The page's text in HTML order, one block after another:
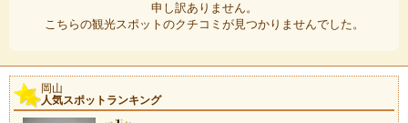
申し訳ありません。
こちらの観光スポットのクチコミが見つかりませんでした。
岡山
人気スポットランキング